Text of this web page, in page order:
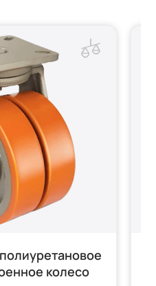
колесо